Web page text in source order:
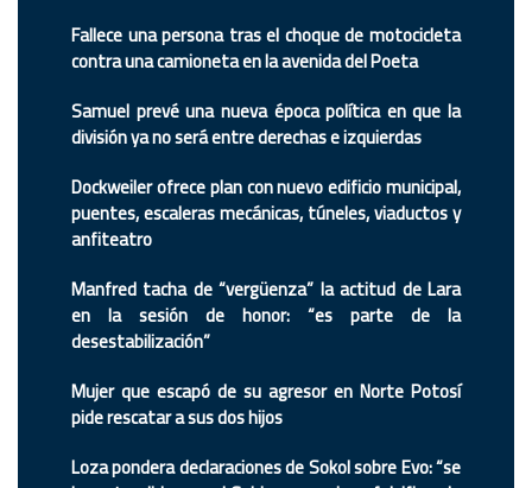
Fallece una persona tras el choque de motocicleta
contra una camioneta en la avenida del Poeta
Samuel prevé una nueva época política en que la
división ya no será entre derechas e izquierdas
Dockweiler ofrece plan con nuevo edificio municipal,
puentes, escaleras mecánicas, túneles, viaductos y
anfiteatro
Manfred tacha de “vergüenza” la actitud de Lara
en la sesión de honor: “es parte de la
desestabilización”
Mujer que escapó de su agresor en Norte Potosí
pide rescatar a sus dos hijos
Loza pondera declaraciones de Sokol sobre Evo: “se